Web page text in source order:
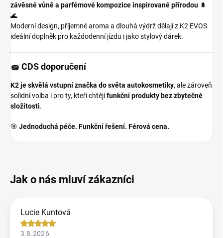
závěsné vůně a parfémové kompozice inspirované přírodou 🌲
🌊
Moderní design, příjemné aroma a dlouhá výdrž dělají z K2 EVOS
ideální doplněk pro každodenní jízdu i jako stylový dárek.
🧽 CDS doporučení
K2 je skvělá vstupní značka do světa autokosmetiky, ale zároveň
solidní volba i pro ty, kteří chtějífunkční produkty bez zbytečné
složitosti.
🎯 Jednoduchá péče. Funkční řešení. Férová cena.
Lucie Kuntová
3.8.2026